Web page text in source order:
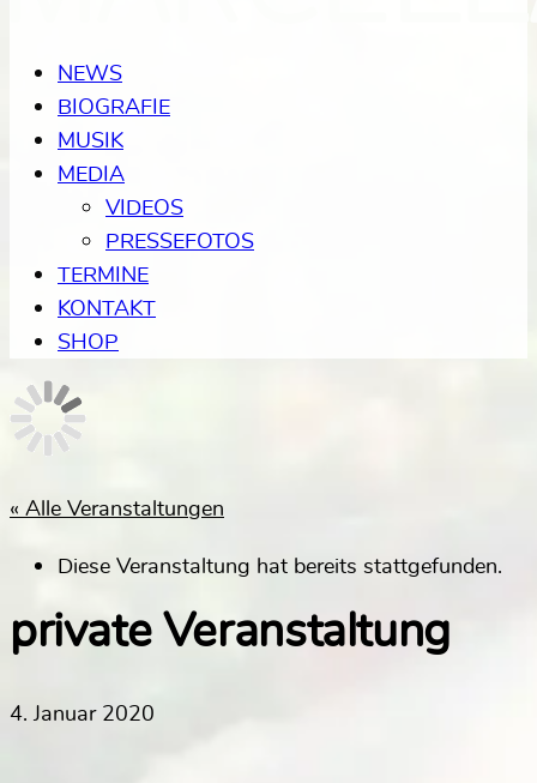
NEWS
BIOGRAFIE
MUSIK
MEDIA
VIDEOS
PRESSEFOTOS
TERMINE
KONTAKT
SHOP
« Alle Veranstaltungen
Diese Veranstaltung hat bereits stattgefunden.
private Veranstaltung
4. Januar 2020